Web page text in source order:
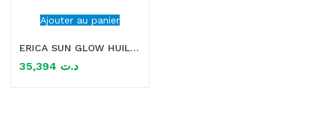
Ajouter au panier
ERICA SUN GLOW HUILE SECHE PAILLETEE SPF30 100ML
د.ت